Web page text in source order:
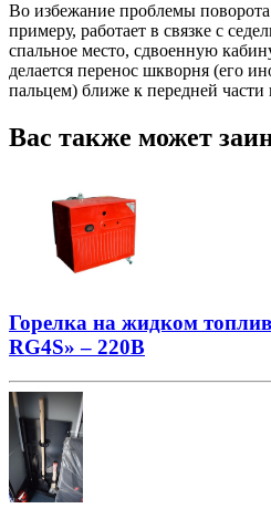
Во избежание проблемы
примеру, работает в связке с
спальное место, сдвоенную
делается перенос шкворня (его
пальцем) ближе к передней части
Вас также может
Горелка на жидком
RG4S» – 220В